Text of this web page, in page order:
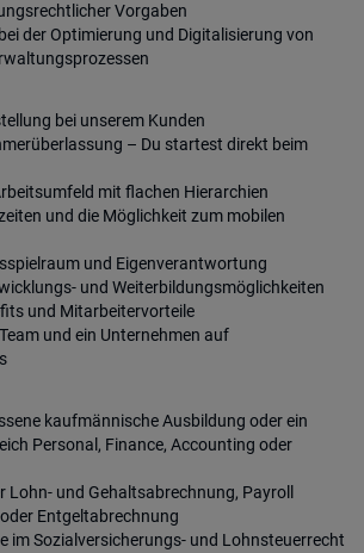
Vorgaben
der Optimierung und Digitalisierung von
bei unserem Kunden
– Du startest direkt beim
mit flachen Hierarchien
und die Möglichkeit zum mobilen
und Eigenverantwortung
und Weiterbildungsmöglichkeiten
und Mitarbeitervorteile
und ein Unternehmen auf
kaufmännische Ausbildung oder ein
Personal, Finance, Accounting oder
Lohn- und Gehaltsabrechnung, Payroll
Entgeltabrechnung
im Sozialversicherungs- und Lohnsteuerrecht